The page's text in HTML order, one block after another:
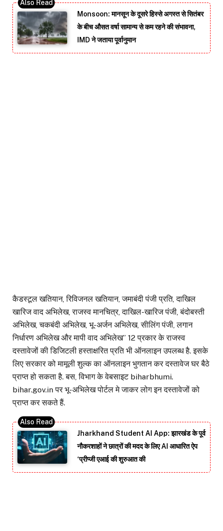
Monsoon: मानसून के दूसरे हिस्से अगस्त से सितंबर
के बीच औसत वर्षा सामान्य से कम रहने की संभावना,
IMD ने जताया पूर्वानुमान
कैडस्टूल खतियान, रिविजनल खतियान, जमाबंदी पंजी प्रति, दाखिल
खारिज वाद अभिलेख, राजस्व मानचित्र, दाखिल-खारिज पंजी, बंदोबस्ती
अभिलेख, चकबंदी अभिलेख, भू-अर्जन अभिलेख, सीलिंग पंजी, लगान
निर्धारण अभिलेख और मापी वाद अभिलेख” 12 प्रकार के राजस्व
दस्तावेजों की डिजिटली हस्ताक्षरित प्रति भी ऑनलाइन उपलब्ध है. इसके
लिए सरकार को मामूली शुल्क का ऑनलाइन भुगतान कर दस्तावेज घर बैठे
प्राप्त हो सकता है. बस, विभाग के वेबसाइट biharbhumi.
bihar.gov.in पर भू-अभिलेख पोर्टल मे जाकर लोग इन दस्तावेजों को
प्राप्त कर सकते हैं.
Jharkhand Student AI App: झारखंड के पूर्व
नौकरशाहों ने छात्रों की मदद के लिए AI आधारित ऐप
‘प्रीप्जी एआई की शुरुआत की